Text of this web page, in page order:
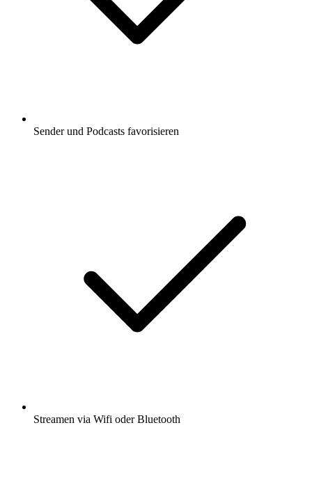
Sender und Podcasts favorisieren
Streamen via Wifi oder Bluetooth